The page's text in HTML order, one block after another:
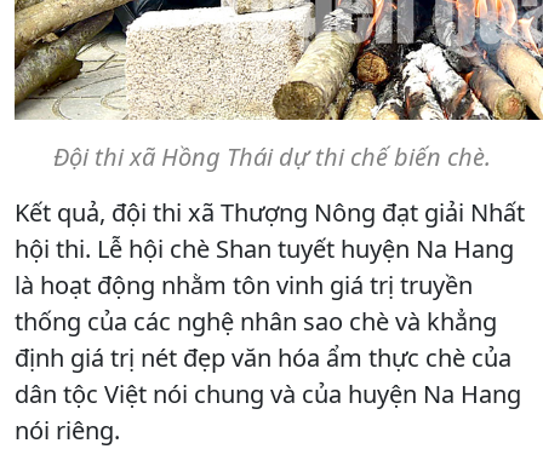
Đội thi xã Hồng Thái dự thi chế biến chè.
Kết quả, đội thi xã Thượng Nông đạt giải Nhất
hội thi. Lễ hội chè Shan tuyết huyện Na Hang
là hoạt động nhằm tôn vinh giá trị truyền
thống của các nghệ nhân sao chè và khẳng
định giá trị nét đẹp văn hóa ẩm thực chè của
dân tộc Việt nói chung và của huyện Na Hang
nói riêng.